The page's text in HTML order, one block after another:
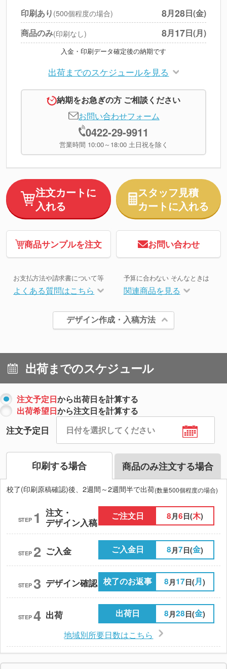
円
※上記小計は税別です
印刷あり (500個程度の場合) 8月28日(金)
商品のみ(印刷なし) 8月17日(月)
入金・印刷データ確定後の納期です
出荷までのスケジュールを見る
納期をお急ぎの方 ご相談ください
お問い合わせフォーム
0422-29-9911
営業時間 10:00～18:00 土日祝を除く
注文カートに
入れる
スタッフ見積
カートに入れる
商品サンプルを注文 お問い合わせ
お支払方法や請求書について等
よくある質問はこちら
予算に合わない そんなときは
関連商品を見る
デザイン作成・入稿方法
出荷までのスケジュール
注文予定日から出荷日を計算する
出荷希望日から注文日を計算する
注文予定日
印刷する場合 商品のみ注文する場合
校了(印刷原稿確認)後、2週間～2週間半で出荷(数量500個程度の場合)
STEP 1 注文・
デザイン入稿
ご注文日 8月6日(木)
STEP 2 ご入金 ご入金日 8 月7日(金)
STEP 3 デザイン確認 校了のお返事 8 月17日(月)
STEP 4 出荷 出荷日 8 月28日(金)
地域別所要日数はこちら